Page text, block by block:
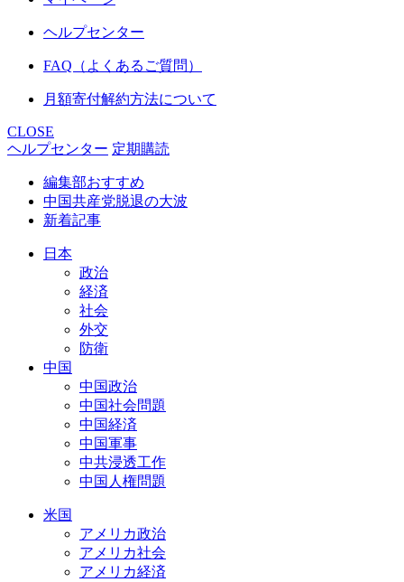
ヘルプセンター
FAQ（よくあるご質問）
月額寄付解約方法について
CLOSE
ヘルプセンター 定期購読
編集部おすすめ
中国共産党脱退の大波
新着記事
日本
政治
経済
社会
外交
防衛
中国
中国政治
中国社会問題
中国経済
中国軍事
中共浸透工作
中国人権問題
米国
アメリカ政治
アメリカ社会
アメリカ経済